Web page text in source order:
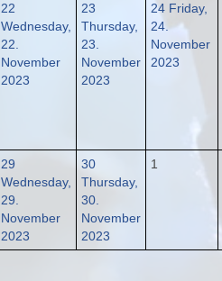
22
Wednesday,
22.
November
2023
23
Thursday,
23.
November
2023
24 Friday,
24.
November
2023
29
Wednesday,
29.
November
2023
30
Thursday,
30.
November
2023
1